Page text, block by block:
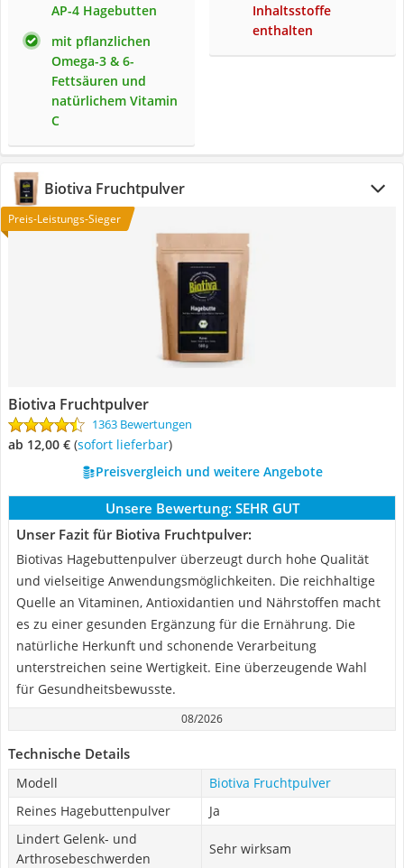
AP-4 Hagebutten
mit pflanzlichen
Omega-3 & 6-
Fettsäuren und
natürlichem Vitamin
C
Inhaltsstoffe
enthalten
Biotiva Fruchtpulver
Preis-Leistungs-Sieger
Biotiva Fruchtpulver
1363 Bewertungen
ab 12,00 € ( Sofort lieferbar)
Preisvergleich und weitere Angebote
Unsere Bewertung: SEHR GUT
Unser Fazit für Biotiva Fruchtpulver:
Biotivas Hagebuttenpulver überzeugt durch hohe Qualität
und vielseitige Anwendungsmöglichkeiten. Die reichhaltige
Quelle an Vitaminen, Antioxidantien und Nährstoffen macht
es zu einer gesunden Ergänzung für die Ernährung. Die
natürliche Herkunft und schonende Verarbeitung
unterstreichen seine Wertigkeit. Eine überzeugende Wahl
für Gesundheitsbewusste.
08/2026
Technische Details
Modell
Biotiva Fruchtpulver
Reines Hagebuttenpulver
Ja
Lindert Gelenk- und
Arthrosebeschwerden
Sehr wirksam